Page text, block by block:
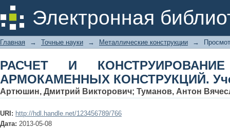
Электронная
РАСЧЕТ И
КОНСТРУКЦИЙ. Учебное пособие
Главная → Точные науки → Металлические конструкции →
РАСЧЕТ И
АРМОКАМЕННЫХ КОНСТРУКЦИЙ.
Артюшин, Дмитрий Викторович; Туманов, Антон
URI: http://hdl.handle.net/123456789/766
Дата: 2013-05-08